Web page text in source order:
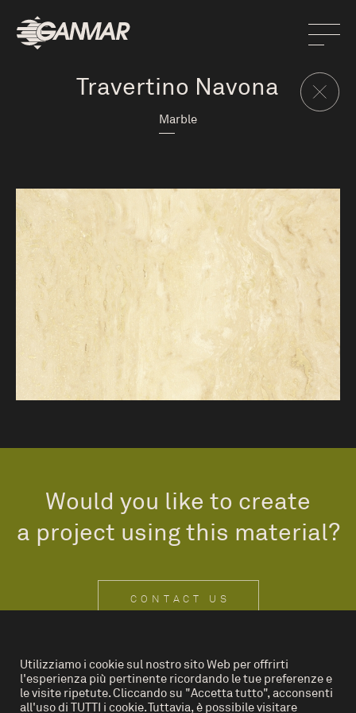
Travertino Navona
Marble
Would you like to create
a project using this material?
CONTACT US
IT EN
Utilizziamo i cookie sul nostro sito Web per offrirti
l'esperienza più pertinente ricordando le tue preferenze e
le visite ripetute. Cliccando su "Accetta tutto", acconsenti
all'uso di TUTTI i cookie. Tuttavia, è possibile visitare